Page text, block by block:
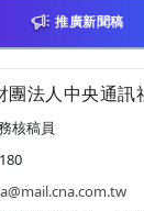
推廣新聞稿
團法人中央通訊
核稿員